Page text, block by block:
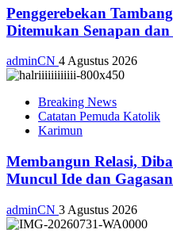
Penggerebekan
Ditemukan Senapan
adminCN 4 Agustus 2026
Breaking News
Catatan Pemuda Katolik
Karimun
Membangun Relasi,
Muncul Ide dan
adminCN 3 Agustus 2026